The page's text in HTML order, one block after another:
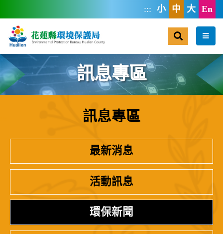
::: 小 中 大 En
選單
訊息專區
訊息專區
最新消息
活動訊息
環保新聞